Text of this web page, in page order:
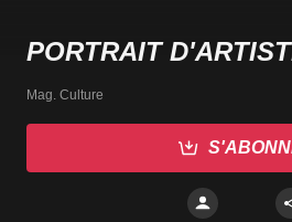
PORTRAIT
Mag. Culture